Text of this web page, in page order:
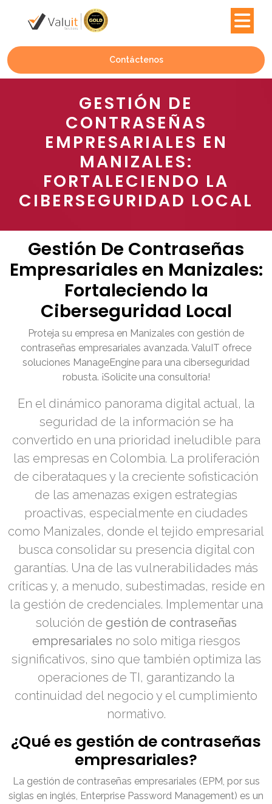
Contáctenos
GESTIÓN DE
CONTRASEÑAS
EMPRESARIALES EN
MANIZALES:
FORTALECIENDO LA
CIBERSEGURIDAD LOCAL
Gestión De Contraseñas
Empresariales en Manizales:
Fortaleciendo la
Ciberseguridad Local
Proteja su empresa en Manizales con gestión de
contraseñas empresariales avanzada. ValuIT ofrece
soluciones ManageEngine para una ciberseguridad
robusta. ¡Solicite una consultoría!
En el dinámico panorama digital actual, la
seguridad de la información se ha
convertido en una prioridad ineludible para
las empresas en Colombia. La proliferación
de ciberataques y la creciente sofisticación
de las amenazas exigen estrategias
proactivas, especialmente en ciudades
como Manizales, donde el tejido empresarial
busca consolidar su presencia digital con
garantías. Una de las vulnerabilidades más
críticas y, a menudo, subestimadas, reside en
la gestión de credenciales. Implementar una
solución de gestión de contraseñas
empresariales no solo mitiga riesgos
significativos, sino que también optimiza las
operaciones de TI, garantizando la
continuidad del negocio y el cumplimiento
normativo.
¿Qué es gestión de contraseñas
empresariales?
La gestión de contraseñas empresariales (EPM, por sus
siglas en inglés, Enterprise Password Management) es un